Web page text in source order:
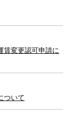
賃変更認可申請に
ついて